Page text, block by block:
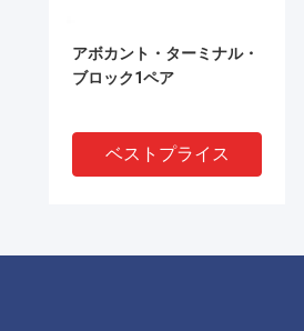
アボカント・ターミナル・
ブロック1ペア
ベストプライス